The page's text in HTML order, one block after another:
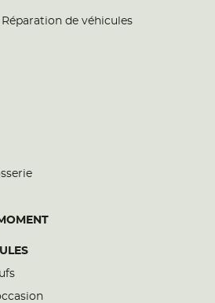
Réparation de véhicules